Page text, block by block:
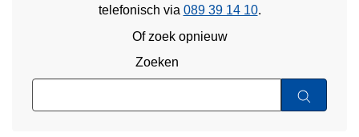
telefonisch via 089 39 14 10.
Of zoek opnieuw
Zoeken